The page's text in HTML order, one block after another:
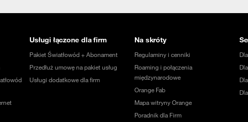
Usługi łączone dla firm
Pakiet Światłowód + Abonament
Przedłuż umowę na pakiet usług
Usługi dodatkowe dla firm
Na skróty
Regulaminy i cenniki
Roaming i połączenia
międzynarodowe
Orange Fab
Mapa witryny Orange
Poradnik dla Firm